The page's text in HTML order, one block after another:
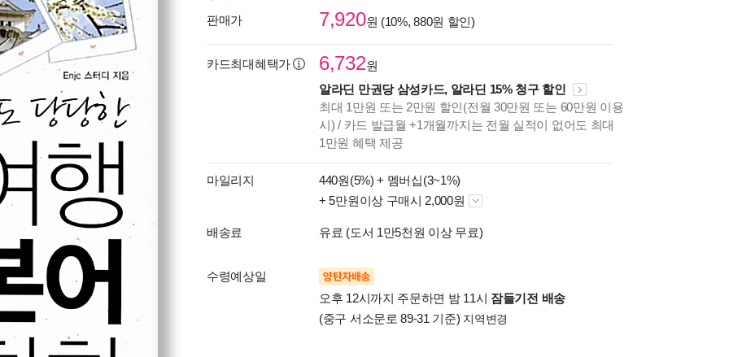
판매가
7,920원 (10%, 880원 할인)
카드최대혜택가 6,732원
알라딘 만권당 삼성카드, 알라딘 15% 청구 할인
최대 1만원 또는 2만원 할인(전월 30만원 또는 60만원 이용
시) / 카드 발급월 +1개월까지는 전월 실적이 없어도 최대
1만원 혜택 제공
마일리지 440원(5%) + 멤버십(3~1%)
+ 5만원이상 구매시 2,000원
배송료 유료 (도서 1만5천원 이상 무료)
수령예상일 양탄자배송
오후 12시까지 주문하면 밤 11시 잠들기전 배송
(중구 서소문로 89-31 기준) 지역변경